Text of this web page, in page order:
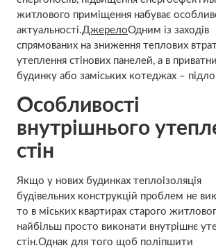
житлового приміщення набуває
актуальності.ДжерелоОдним із заходів
спрямованих на зниження теплових
утеплення стінових панелей, а в
будинку або заміських котеджах –
Особливості
внутрішнього
стін
Якщо у нових будинках теплоізоляція
будівельних конструкцій проблем не
то в міських квартирах старого
найбільш просто виконати внутрішнє
стін.Однак для того щоб поліпшити